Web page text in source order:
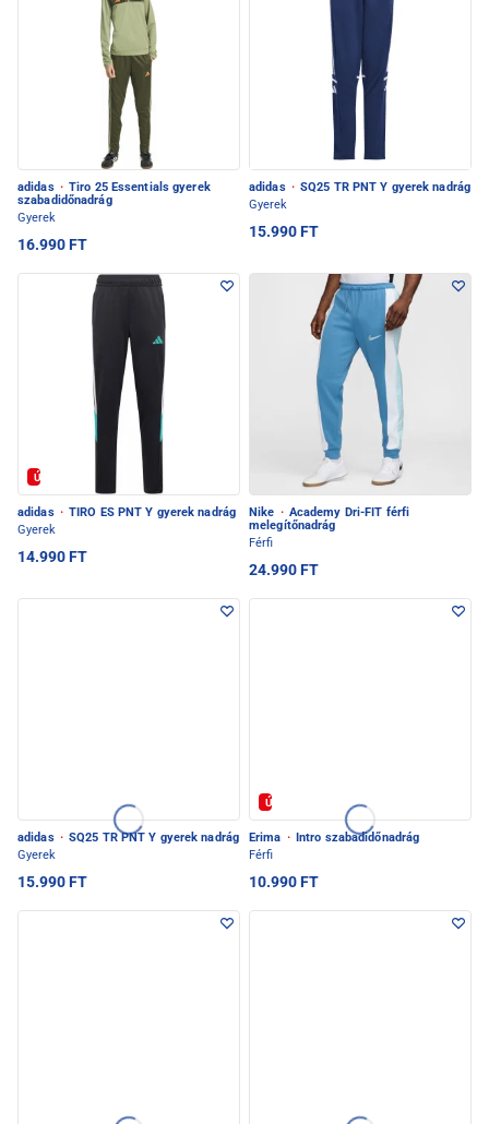
adidas · Tiro 25 Essentials gyerek
szabadidőnadrág
Gyerek
16.990 FT
adidas · SQ25 TR PNT Y gyerek nadrág
Gyerek
15.990 FT
Új
adidas · TIRO ES PNT Y gyerek nadrág
Gyerek
14.990 FT
Nike · Academy Dri-FIT férfi
melegítőnadrág
Férfi
24.990 FT
adidas · SQ25 TR PNT Y gyerek nadrág
Gyerek
15.990 FT
Új
Erima ·
Intro szabadidőnadrág
Férfi
10.990 FT